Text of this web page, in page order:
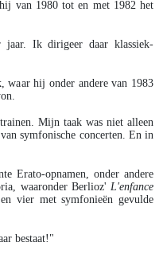
van 1980 tot en met 1982 het
jaar. Ik dirigeer daar klassiek-
waar hij onder andere van 1983
Mijn taak was niet alleen
symfonische concerten. En in
Erato-opnamen, onder andere
waaronder Berlioz' L'enfance
vier met symfonieën gevulde
bestaat!"